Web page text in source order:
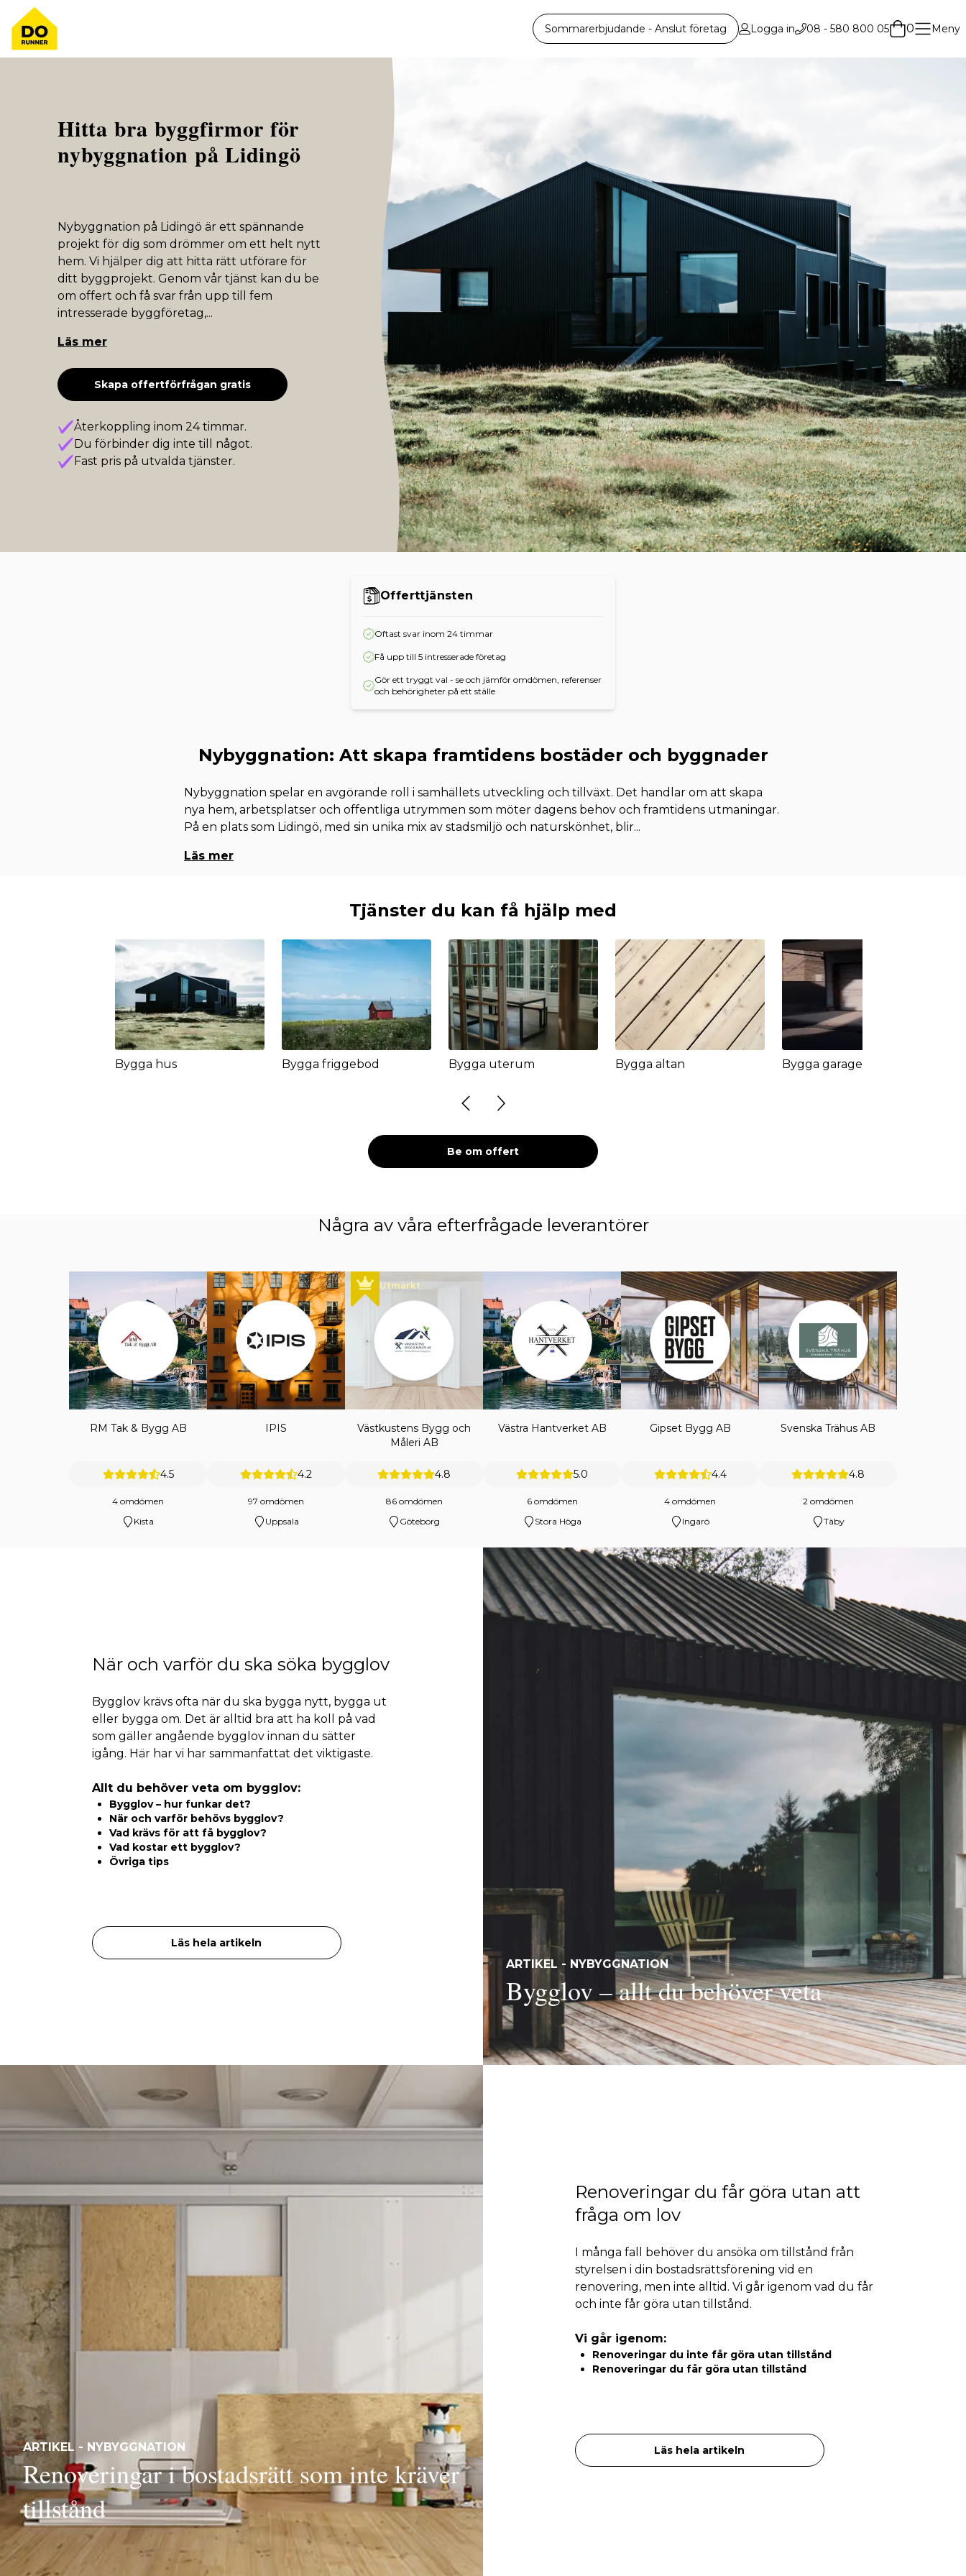
Sommarerbjudande - Anslut företag Logga in 08 - 580 800 05 0 Meny
Hitta bra byggfirmor för
nybyggnation på Lidingö
Nybyggnation på Lidingö är ett spännande
projekt för dig som drömmer om ett helt nytt
hem. Vi hjälper dig att hitta rätt utförare för
ditt byggprojekt. Genom vår tjänst kan du be
om offert och få svar från upp till fem
intresserade byggföretag,...
Läs mer
Skapa offertförfrågan gratis
Återkoppling inom 24 timmar.
Du förbinder dig inte till något.
Fast pris på utvalda tjänster.
Offerttjänsten
Oftast svar inom 24 timmar
Få upp till 5 intresserade företag
Gör ett tryggt val - se och jämför omdömen, referenser
och behörigheter på ett ställe
Nybyggnation: Att skapa framtidens bostäder och byggnader
Nybyggnation spelar en avgörande roll i samhällets utveckling och tillväxt. Det handlar om att skapa
nya hem, arbetsplatser och offentliga utrymmen som möter dagens behov och framtidens utmaningar.
På en plats som Lidingö, med sin unika mix av stadsmiljö och naturskönhet, blir...
Läs mer
Tjänster du kan få hjälp med
Bygga hus Bygga friggebod Bygga uterum Bygga altan Bygga garage/carport
Be om offert
Några av våra efterfrågade leverantörer
RM Tak & Bygg AB
4.5
4 omdömen
Kista
IPIS
4.2
97 omdömen
Uppsala
Utmärkt
Västkustens Bygg och
Måleri AB
4.8
86 omdömen
Göteborg
Västra Hantverket AB
5.0
6 omdömen
Stora Höga
Gipset Bygg AB
4.4
4 omdömen
Ingarö
Svenska Trähus AB
4.8
2 omdömen
Täby
När och varför du ska söka bygglov
Bygglov krävs ofta när du ska bygga nytt, bygga ut
eller bygga om. Det är alltid bra att ha koll på vad
som gäller angående bygglov innan du sätter
igång. Här har vi har sammanfattat det viktigaste.
Allt du behöver veta om bygglov:
Bygglov – hur funkar det?
När och varför behövs bygglov?
Vad krävs för att få bygglov?
Vad kostar ett bygglov?
Övriga tips
Läs hela artikeln
ARTIKEL - NYBYGGNATION
Bygglov – allt du behöver veta
Renoveringar du får göra utan att
fråga om lov
I många fall behöver du ansöka om tillstånd från
styrelsen i din bostadsrättsförening vid en
renovering, men inte alltid. Vi går igenom vad du får
och inte får göra utan tillstånd.
Vi går igenom:
Renoveringar du inte får göra utan tillstånd
Renoveringar du får göra utan tillstånd
Läs hela artikeln
ARTIKEL - NYBYGGNATION
Renoveringar i bostadsrätt som inte kräver
tillstånd